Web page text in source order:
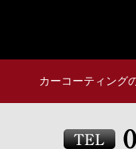
カーコーティング